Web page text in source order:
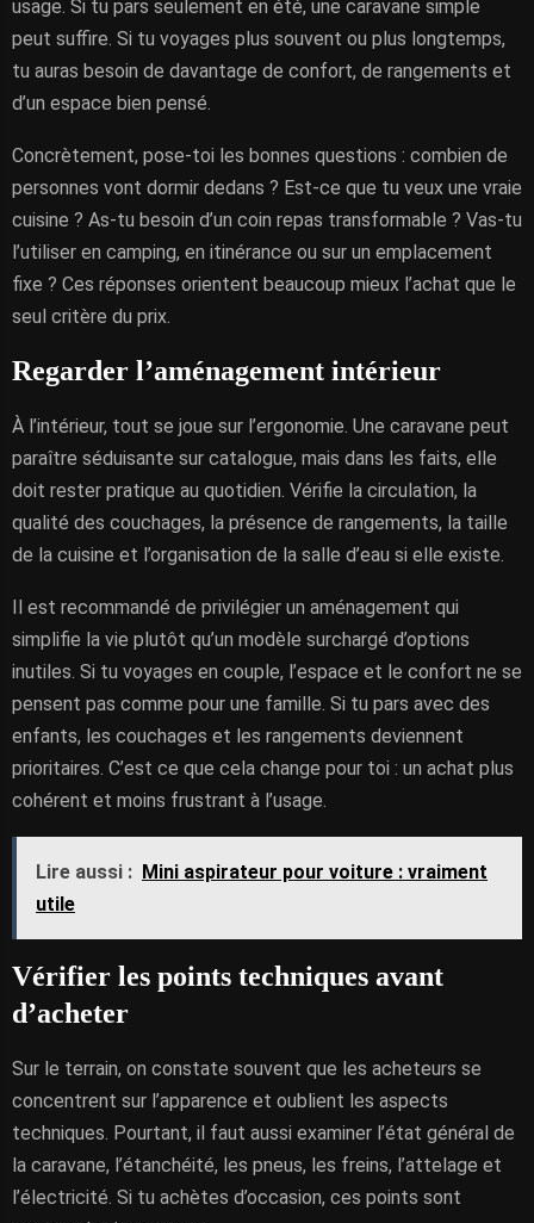
usage. Si tu pars seulement en été, une caravane simple
peut suffire. Si tu voyages plus souvent ou plus longtemps,
tu auras besoin de davantage de confort, de rangements et
d’un espace bien pensé.
Concrètement, pose-toi les bonnes questions : combien de
personnes vont dormir dedans ? Est-ce que tu veux une vraie
cuisine ? As-tu besoin d’un coin repas transformable ? Vas-tu
l’utiliser en camping, en itinérance ou sur un emplacement
fixe ? Ces réponses orientent beaucoup mieux l’achat que le
seul critère du prix.
Regarder l’aménagement intérieur
À l’intérieur, tout se joue sur l’ergonomie. Une caravane peut
paraître séduisante sur catalogue, mais dans les faits, elle
doit rester pratique au quotidien. Vérifie la circulation, la
qualité des couchages, la présence de rangements, la taille
de la cuisine et l’organisation de la salle d’eau si elle existe.
Il est recommandé de privilégier un aménagement qui
simplifie la vie plutôt qu’un modèle surchargé d’options
inutiles. Si tu voyages en couple, l’espace et le confort ne se
pensent pas comme pour une famille. Si tu pars avec des
enfants, les couchages et les rangements deviennent
prioritaires. C’est ce que cela change pour toi : un achat plus
cohérent et moins frustrant à l’usage.
Lire aussi : Mini aspirateur pour voiture : vraiment
utile
Vérifier les points techniques avant
d’acheter
Sur le terrain, on constate souvent que les acheteurs se
concentrent sur l’apparence et oublient les aspects
techniques. Pourtant, il faut aussi examiner l’état général de
la caravane, l’étanchéité, les pneus, les freins, l’attelage et
l’électricité. Si tu achètes d’occasion, ces points sont